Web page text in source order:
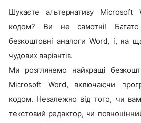
Шукаєте альтернативу Microsoft
кодом? Ви не самотні!
безкоштовні аналоги Word, і, на
чудових варіантів.
Ми розглянемо найкращі
Microsoft Word, включаючи
кодом. Незалежно від того, чи
текстовий редактор, чи